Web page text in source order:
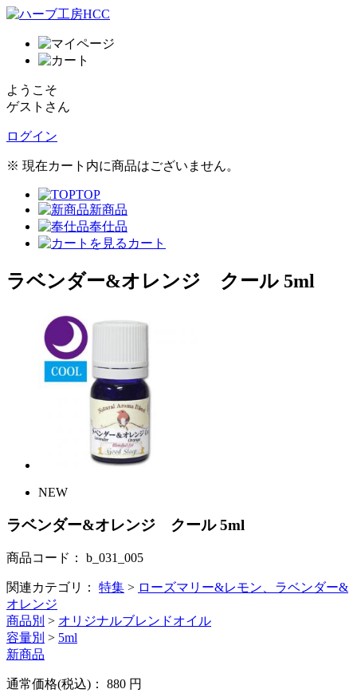
ようこそ
ゲストさん
ログイン
※ 現在カート内に商品はございません。
TOP
新商品
奉仕品
カート
ラベンダー&オレンジ クール 5ml
NEW
ラベンダー&オレンジ クール 5ml
商品コード： b_031_005
関連カテゴリ： 特集 > ローズマリー&レモン、ラベンダー&
オレンジ
商品別 > オリジナルブレンドオイル
容量別 > 5ml
新商品
通常価格(税込)： 880 円